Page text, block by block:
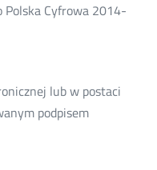
Polska Cyfrowa 2014-
lub w postaci
podpisem